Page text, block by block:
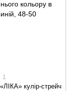
1
кулір-стрейч